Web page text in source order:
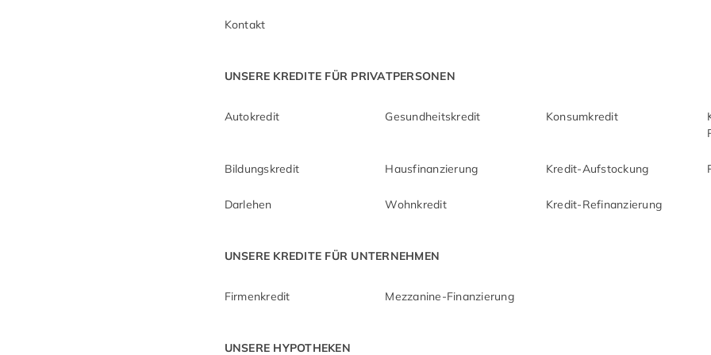
Kontakt
UNSERE KREDITE FÜR PRIVATPERSONEN
Autokredit Gesundheitskredit Konsumkredit
Bildungskredit Hausfinanzierung Kredit-Aufstockung
Darlehen Wohnkredit Kredit-Refinanzierung
UNSERE KREDITE FÜR UNTERNEHMEN
Firmenkredit Mezzanine-Finanzierung
UNSERE HYPOTHEKEN